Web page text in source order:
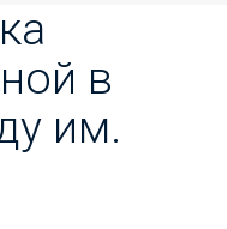
в
им.